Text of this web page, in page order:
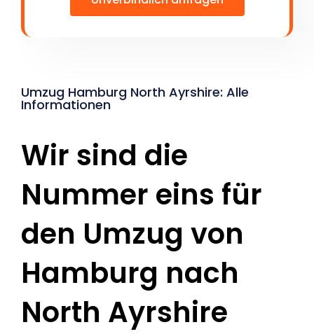
Umzug Hamburg North Ayrshire: Alle
Informationen
Wir sind die
Nummer eins für
den Umzug von
Hamburg nach
North Ayrshire